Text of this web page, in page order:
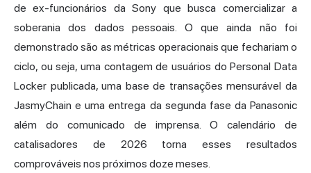
de ex-funcionários da Sony que busca comercializar a
soberania dos dados pessoais. O que ainda não foi
demonstrado são as métricas operacionais que fechariam o
ciclo, ou seja, uma contagem de usuários do Personal Data
Locker publicada, uma base de transações mensurável da
JasmyChain e uma entrega da segunda fase da Panasonic
além do comunicado de imprensa. O calendário de
catalisadores de 2026 torna esses resultados
comprováveis nos próximos doze meses.